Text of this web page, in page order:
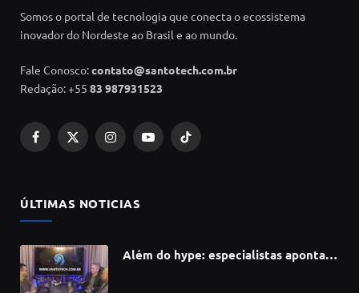
Somos o portal de tecnologia que conecta o ecossistema
inovador do Nordeste ao Brasil e ao mundo.
Fale Conosco:contato@santotech.com.br
Redação: +55 83 987931523
Facebook
X
InstagramYouTubeTikTok
ÚLTIMAS NOTICIAS
Além do hype: especialistas apontam